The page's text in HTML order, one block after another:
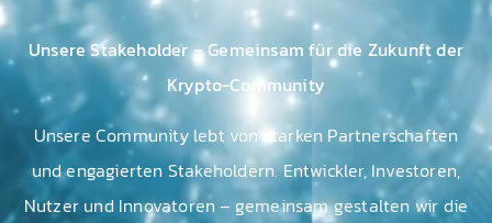
Unsere Stakeholder – Gemeinsam für die Zukunft der
Krypto-Community
Unsere Community lebt von starken Partnerschaften
und engagierten Stakeholdern. Entwickler, Investoren,
Nutzer und Innovatoren – gemeinsam gestalten wir die